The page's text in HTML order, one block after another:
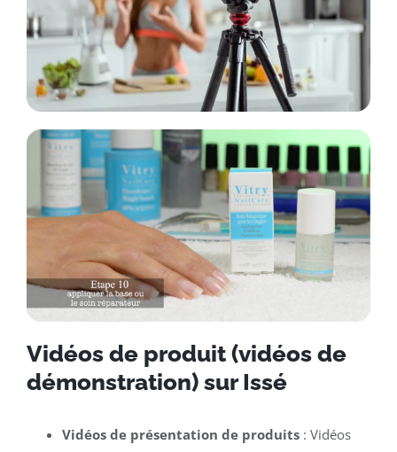
Vidéos de produit (vidéos de
démonstration) sur Issé
Vidéos de présentation de produits: Vidéos